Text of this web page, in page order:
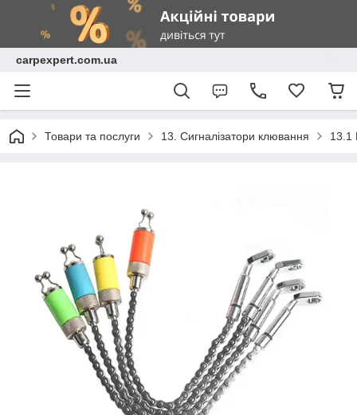
carpexpert.com.ua
Товари та послуги 13. Сигналізатори клювання 13.1